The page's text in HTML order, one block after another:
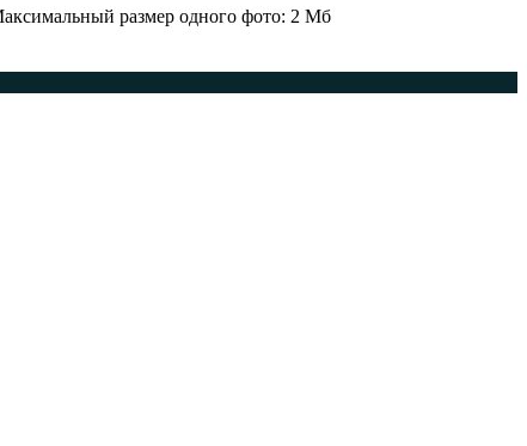
размер одного фото: 2 Мб